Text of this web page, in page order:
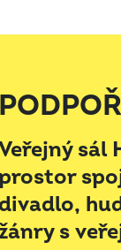
sál
divadlo,
s